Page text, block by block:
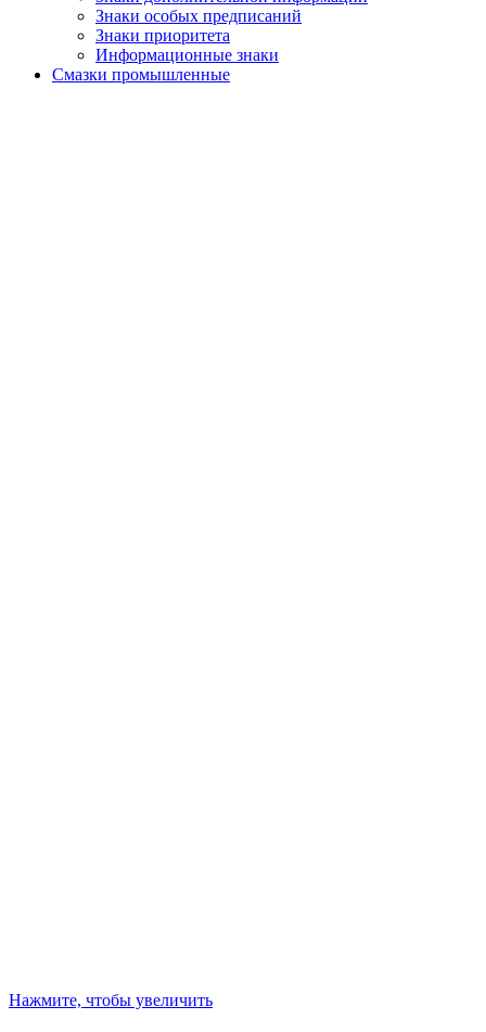
Знаки особых предписаний
Знаки приоритета
Информационные знаки
Смазки промышленные
Нажмите, чтобы увеличить